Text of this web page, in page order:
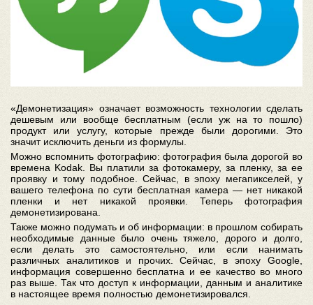
«Демонетизация» означает возможность технологии сделать
дешевым или вообще бесплатным (если уж на то пошло)
продукт или услугу, которые прежде были дорогими. Это
значит исключить деньги из формулы.
Можно вспомнить фотографию: фотография была дорогой во
времена Kodak. Вы платили за фотокамеру, за пленку, за ее
проявку и тому подобное. Сейчас, в эпоху мегапикселей, у
вашего телефона по сути бесплатная камера — нет никакой
пленки и нет никакой проявки. Теперь фотография
демонетизирована.
Также можно подумать и об информации: в прошлом собирать
необходимые данные было очень тяжело, дорого и долго,
если делать это самостоятельно, или если нанимать
различных аналитиков и прочих. Сейчас, в эпоху Google,
информация совершенно бесплатна и ее качество во много
раз выше. Так что доступ к информации, данным и аналитике
в настоящее время полностью демонетизировался.